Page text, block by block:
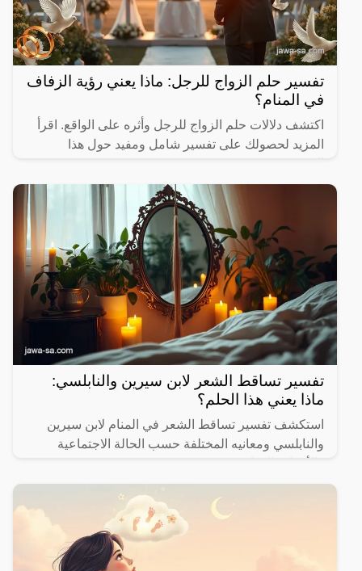
تفسير حلم الزواج للرجل: ماذا يعني رؤية الزفاف
في المنام؟
اكتشف دلالات حلم الزواج للرجل وأثره على الواقع. اقرأ
المزيد لحصولك على تفسير شامل ومفيد حول هذا
تفسير تساقط الشعر لابن سيرين والنابلسي:
ماذا يعني هذا الحلم؟
استكشف تفسير تساقط الشعر في المنام لابن سيرين
والنابلسي ومعانيه المختلفة حسب الحالة الاجتماعية